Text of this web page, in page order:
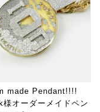
made Pendant!!!!
様オーダーメイドペン